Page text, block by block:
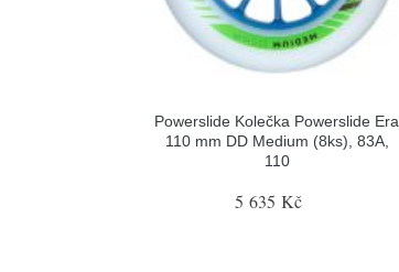
Powerslide Kolečka Powerslide Era
110 mm DD Medium (8ks), 83A,
110
5 635 Kč